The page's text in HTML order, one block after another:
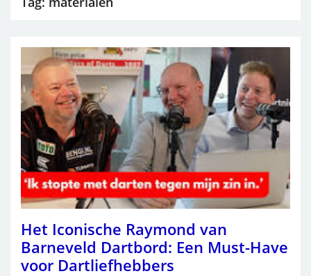
Het Iconische Raymond van
Barneveld Dartbord: Een Must-Have
voor Dartliefhebbers